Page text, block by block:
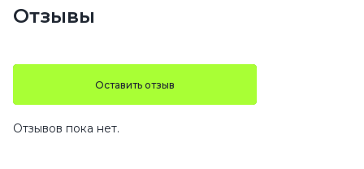
Отзывы
Оставить отзыв
Отзывов пока нет.